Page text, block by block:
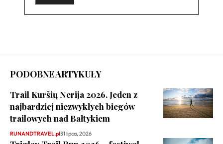
PODOBNE ARTYKUŁY
Trail Kuršių Nerija 2026. Jeden z
najbardziej niezwykłych biegów
trailowych nad Bałtykiem
RUNANDTRAVEL.pl31 lipca, 2026